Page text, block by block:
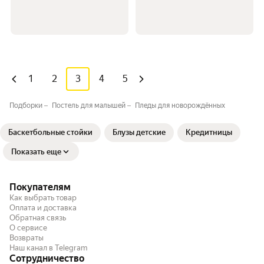
1 2 3 4 5
Подборки Постель для малышей Пледы для новорождённых
Баскетбольные стойки Блузы детские Кредитницы
Показать еще
Покупателям
Как выбрать товар
Оплата и доставка
Обратная связь
О сервисе
Возвраты
Наш канал в Telegram
Сотрудничество